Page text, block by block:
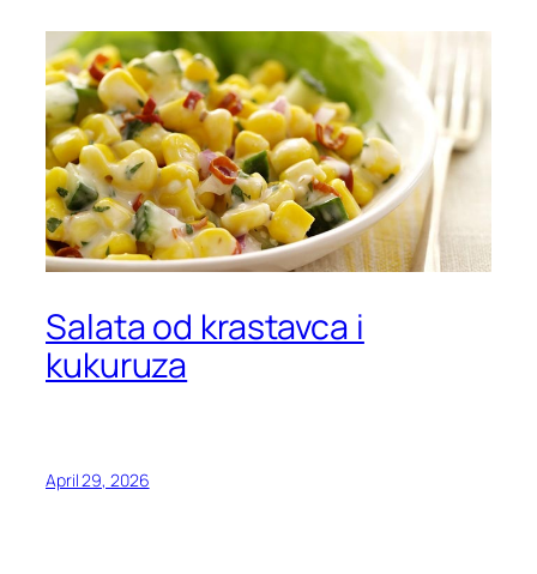
Salata od krastavca i
kukuruza
April 29, 2026